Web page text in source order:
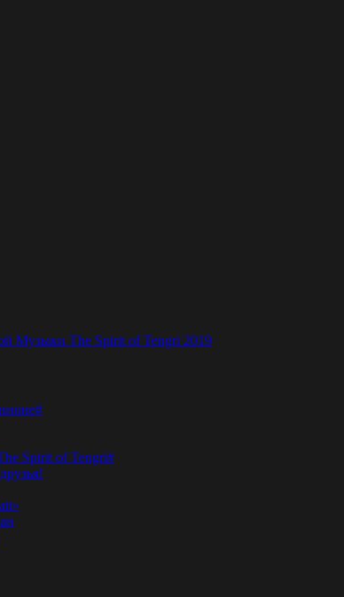
Музыки The Spirit of Tengri 2019
Spirit of Tengri#